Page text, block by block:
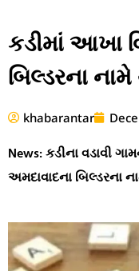
કડીમાં આખા
બિલ્ડરના
khabarantar
News: કડીના વડાવી
અમદાવાદના બિલ્ડરના